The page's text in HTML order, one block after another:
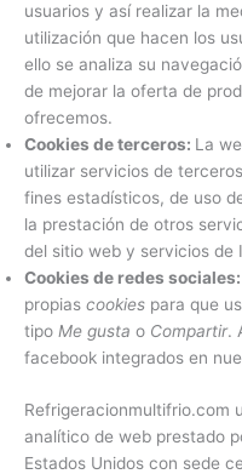
usuarios y así realizar la
utilización que hacen los
ello se analiza su
de mejorar la oferta de
ofrecemos.
Cookies de terceros: La
utilizar servicios de
fines estadísticos, de uso
la prestación de otros
del sitio web y servicios de
Cookies de redes sociales:
propias cookies para que
tipo Me gusta o Compartir.
facebook integrados en
Refrigeracionmultifrio.com
analítico de web prestado
Estados Unidos con sede